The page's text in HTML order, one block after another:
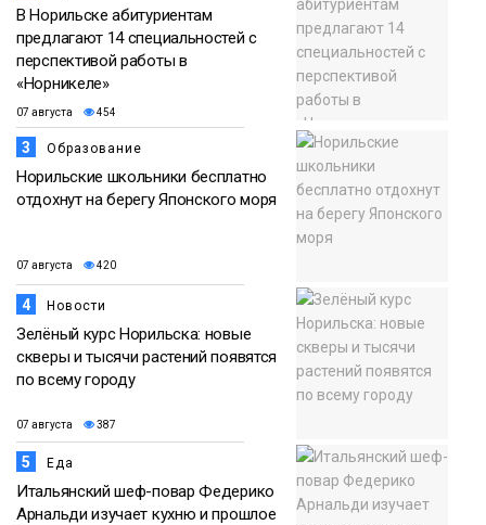
В Норильске абитуриентам
предлагают 14 специальностей с
перспективой работы в
«Норникеле»
07 августа 454
3 Образование
Норильские школьники бесплатно
отдохнут на берегу Японского моря
07 августа 420
4 Новости
Зелёный курс Норильска: новые
скверы и тысячи растений появятся
по всему городу
07 августа 387
5 Еда
Итальянский шеф-повар Федерико
Арнальди изучает кухню и прошлое